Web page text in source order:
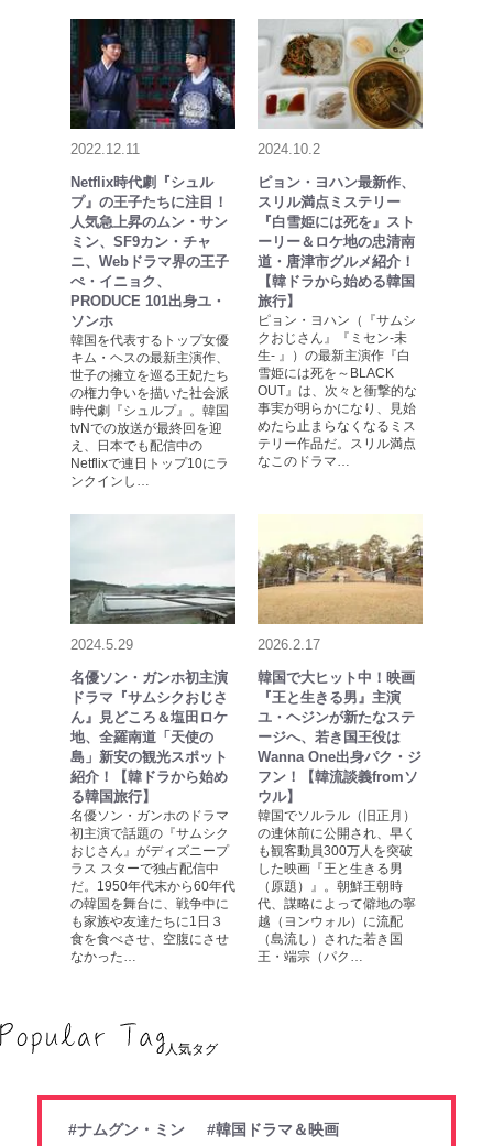
2022.12.11
Netflix時代劇『シュル
プ』の王子たちに注目！
人気急上昇のムン・サン
ミン、SF9カン・チャ
ニ、Webドラマ界の王子
ぺ・イニョク、
PRODUCE 101出身ユ・
ソンホ
韓国を代表するトップ女優
キム・ヘスの最新主演作、
世子の擁立を巡る王妃たち
の権力争いを描いた社会派
時代劇『シュルプ』。韓国
tvNでの放送が最終回を迎
え、日本でも配信中の
Netflixで連日トップ10にラ
ンクインし…
2024.10.2
ピョン・ヨハン最新作、
スリル満点ミステリー
『白雪姫には死を』スト
ーリー＆ロケ地の忠清南
道・唐津市グルメ紹介！
【韓ドラから始める韓国
旅行】
ピョン・ヨハン（『サムシ
クおじさん』『ミセン-未
生- 』）の最新主演作『白
雪姫には死を～BLACK
OUT』は、次々と衝撃的な
事実が明らかになり、見始
めたら止まらなくなるミス
テリー作品だ。スリル満点
なこのドラマ…
2024.5.29
名優ソン・ガンホ初主演
ドラマ『サムシクおじさ
ん』見どころ＆塩田ロケ
地、全羅南道「天使の
島」新安の観光スポット
紹介！【韓ドラから始め
る韓国旅行】
名優ソン・ガンホのドラマ
初主演で話題の『サムシク
おじさん』がディズニープ
ラス スターで独占配信中
だ。1950年代末から60年代
の韓国を舞台に、戦争中に
も家族や友達たちに1日３
食を食べさせ、空腹にさせ
なかった…
2026.2.17
韓国で大ヒット中！映画
『王と生きる男』主演
ユ・ヘジンが新たなステ
ージへ、若き国王役は
Wanna One出身パク・ジ
フン！【韓流談義fromソ
ウル】
韓国でソルラル（旧正月）
の連休前に公開され、早く
も観客動員300万人を突破
した映画『王と生きる男
（原題）』。朝鮮王朝時
代、謀略によって僻地の寧
越（ヨンウォル）に流配
（島流し）された若き国
王・端宗（パク…
人気タグ
#ナムグン・ミン
#韓国ドラマ＆映画